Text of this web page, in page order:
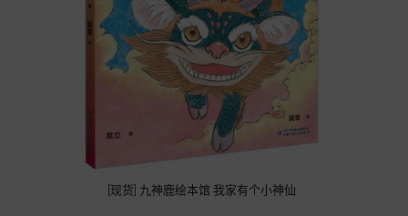
[现货] 九神鹿绘本馆 我家有个小神仙